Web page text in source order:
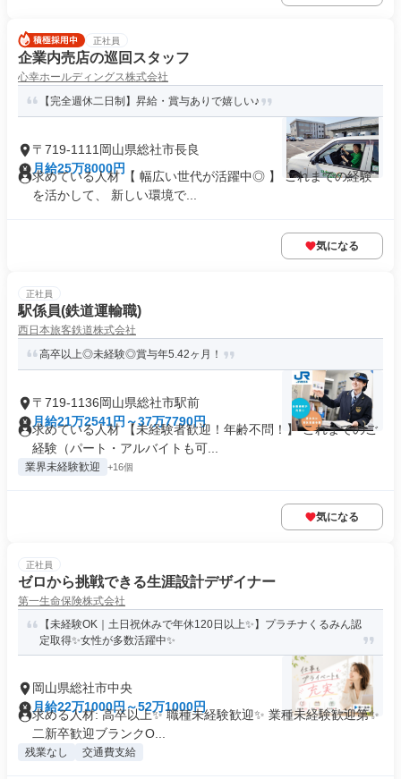
正社員
企業内売店の巡回スタッフ
心幸ホールディングス株式会社
【完全週休二日制】昇給・賞与ありで嬉しい♪
〒719-1111岡山県総社市長良
月給25万8000円
求めている人材 【 幅広い世代が活躍中◎ 】 これまでの経験
を活かして、 新しい環境で...
気になる
正社員
駅係員(鉄道運輸職)
西日本旅客鉄道株式会社
高卒以上◎未経験◎賞与年5.42ヶ月！
〒719-1136岡山県総社市駅前
月給21万2541円～37万7790円
求めている人材 【未経験者歓迎！年齢不問！】 これまでのご
経験（パート・アルバイトも可...
業界未経験歓迎 +16個
気になる
正社員
ゼロから挑戦できる生涯設計デザイナー
第一生命保険株式会社
【未経験OK｜土日祝休みで年休120日以上✨】プラチナくるみん認
定取得✨女性が多数活躍中✨
岡山県総社市中央
月給22万1000円～52万1000円
求める人材: 高卒以上✨ 職種未経験歓迎✨ 業種未経験歓迎第✨
二新卒歓迎ブランクO...
残業なし 交通費支給